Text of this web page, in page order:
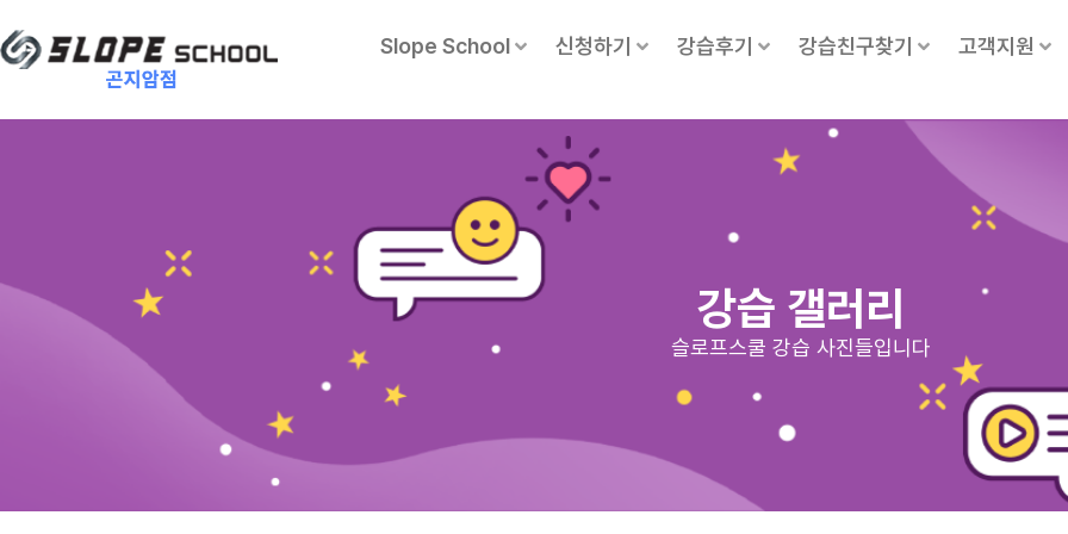
Slope School 신청하기 강습후기 강습친구찾기 고객지원
강습 갤러리
슬로프스쿨 강습 사진들입니다